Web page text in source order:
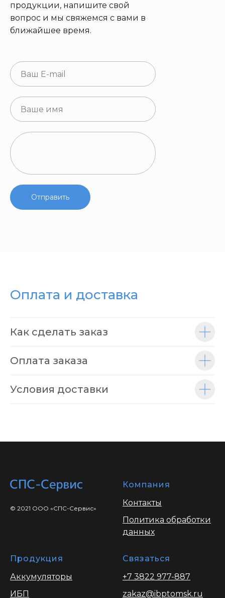
Отправить
продукции, напишите свой
вопрос и мы свяжемся с вами в
ближайшее время.
Оплата и доставка
Как сделать заказ
Оплата заказа
Условия доставки
© 2021 ООО «СПС-Сервис»
Компания
Контакты
Политика обработки
данных
Продукция
Аккумуляторы
ИБП
Связаться
+7 3822 977-887
zakaz@ibptomsk.ru